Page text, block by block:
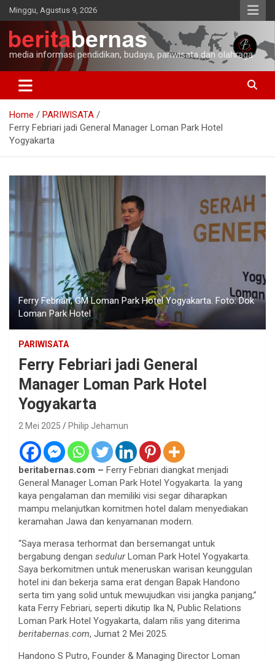
Skip
to
content
Minggu, Agustus 9, 2026
media informasi pendidikan, budaya, pariwisata dan olahraga
Home
PARIWISATA
Ferry Febriari jadi General Manager Loman Park Hotel
Yogyakarta
Ferry Febriari, GM Loman Park Hotel Yogyakarta. Foto: Dok
Loman Park Hotel
PARIWISATA
Ferry Febriari jadi General
Manager Loman Park Hotel
Yogyakarta
2 Mei 2025 Philip Jehamun
beritabernas.com – Ferry Febriari diangkat menjadi
General Manager Loman Park Hotel Yogyakarta. Ia yang
kaya pengalaman dan memiliki visi segar diharapkan
mampu melanjutkan komitmen hotel dalam menyediakan
keramahan Jawa dan kenyamanan modern.
“Saya merasa terhormat dan bersemangat untuk
bergabung dengan sedulurLoman Park Hotel Yogyakarta.
Saya berkomitmen untuk meneruskan warisan keunggulan
hotel ini dan bekerja sama erat dengan Bapak Handono
serta tim yang solid untuk mewujudkan visi jangka panjang,”
kata Ferry Febriari, seperti dikutip Ika N, Public Relations
Loman Park Hotel Yogyakarta, dalam rilis yang diterima
beritabernas.com, Jumat 2 Mei 2025.
Handono S Putro, Founder & Managing Director Loman